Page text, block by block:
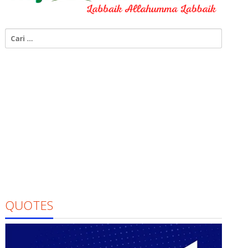
untuk:
QUOTES